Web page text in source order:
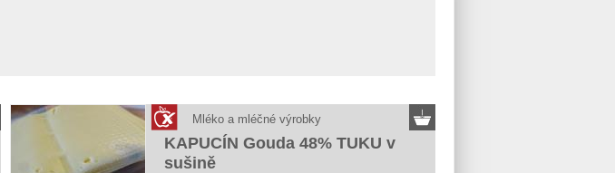
Mléko a mléčné výrobky
KAPUCÍN Gouda 48% TUKU v
sušině